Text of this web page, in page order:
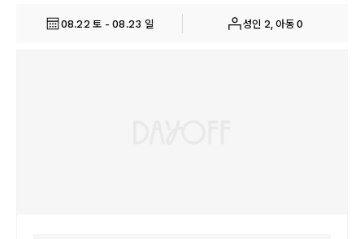
08.22 토 - 08.23 일 성인 2, 아동 0